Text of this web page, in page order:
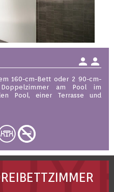
person
person
160-cm-Bett oder 2 90-cm-
am Pool im
Pool, einer Terrasse und